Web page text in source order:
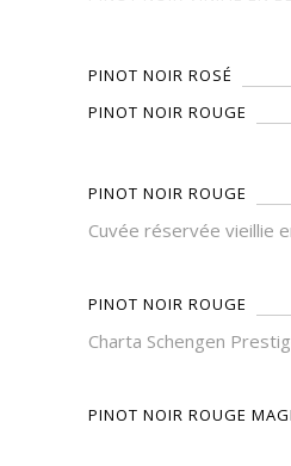
PINOT NOIR ROSÉ
PINOT NOIR ROUGE
PINOT NOIR ROUGE
Cuvée réservée vieillie
PINOT NOIR ROUGE
Charta Schengen
PINOT NOIR ROUGE